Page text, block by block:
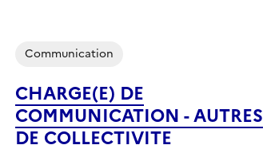
CHARGE(E) DE
COMMUNICATION - AUTRES
DE COLLECTIVITE
Communication